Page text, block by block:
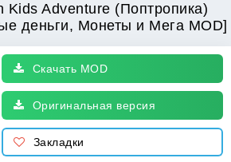
Kids Adventure (Поптропика)
деньги, Монеты и Мега MOD]
Скачать MOD
Оригинальная версия
Закладки